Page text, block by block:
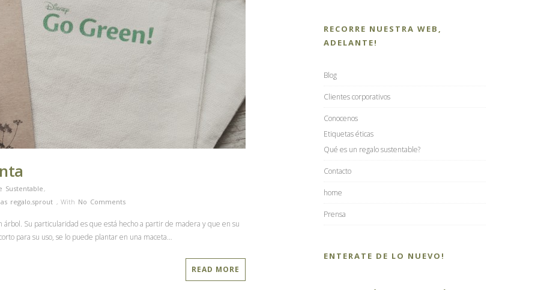
Sustentable ,
regalo,sprout , With No Comments
Su particularidad es que está hecho a partir de madera y que en su
para su uso, se lo puede plantar en una maceta…
READ MORE
RECORRE NUESTRA WEB,
ADELANTE!
Blog
Clientes corporativos
Conocenos
Etiquetas éticas
Qué es un regalo sustentable?
Contacto
home
Prensa
ENTERATE DE LO NUEVO!